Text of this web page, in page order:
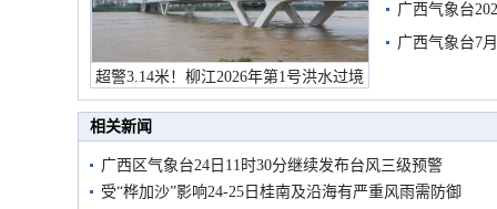
超警3.14米！柳江2026年第1号洪水过境
市民在堤岸见证汛况
广西气象台
预警
广西气象台7
相关新闻
广西区气象台24日11时30分继续发布台风三级预警
受“桦加沙”影响24-25日桂南及沿海有严重风雨需防御